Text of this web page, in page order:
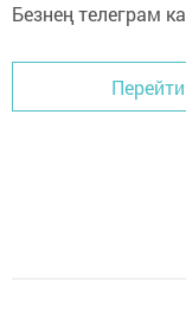
Безнең телеграм